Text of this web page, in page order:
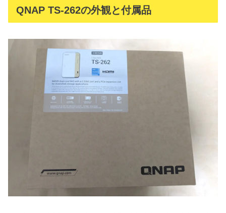
QNAP TS-262の外観と付属品